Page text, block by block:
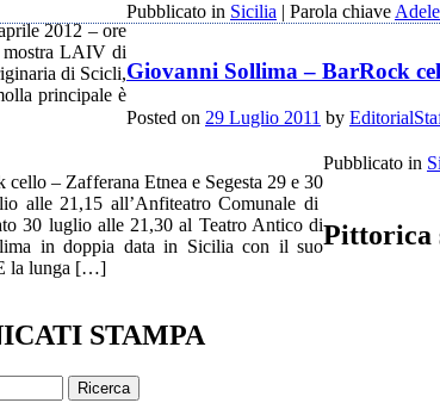
2012 – ore
mostra LAIV di
di Scicli,
principale è
Pubblicato in Sicilia | Parola chiave Adele
Giovanni Sollima – BarRock
Posted on 29 Luglio 2011 by
– Zafferana Etnea e Segesta 29 e 30
alle 21,15 all’Anfiteatro Comunale di
30 luglio alle 21,30 al Teatro Antico di
in doppia data in Sicilia con il suo
la lunga […]
Pubblicato in
Pittorica
STAMPA